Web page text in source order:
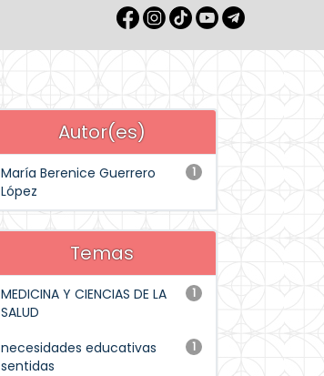
Autor(es)
1
María Berenice Guerrero
López
Temas
1
MEDICINA Y CIENCIAS DE LA
SALUD
1
necesidades educativas
sentidas